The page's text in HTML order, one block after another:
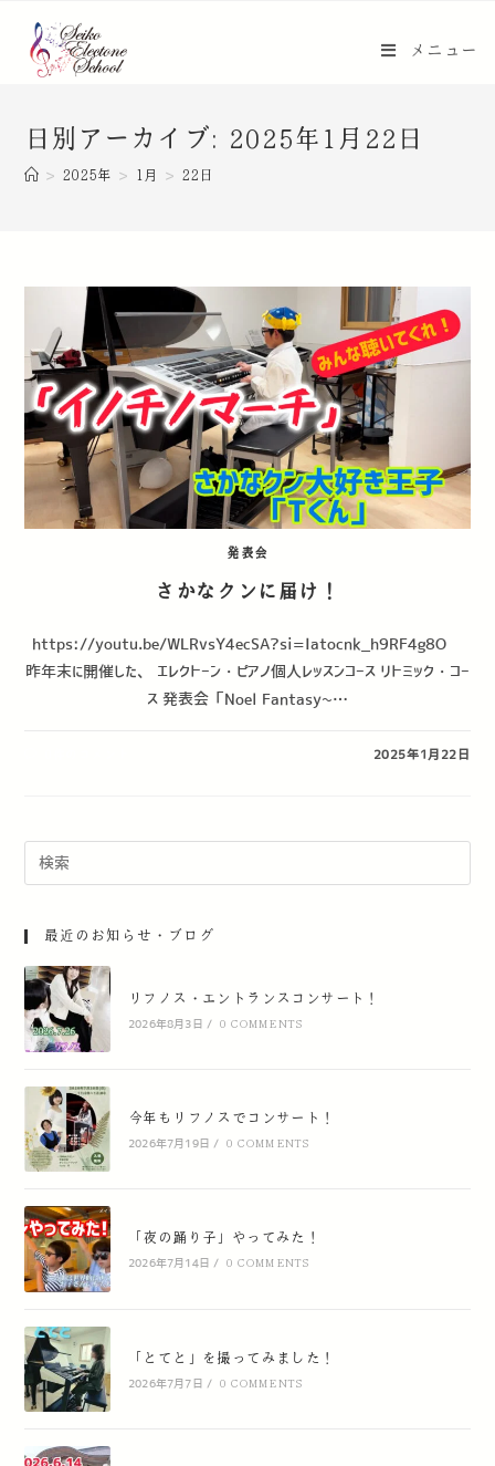
メニュー
日別アーカイブ: 2025年1月22日
> 2025年 > 1月 > 22日
発表会
さかなクンに届け！
https://youtu.be/WLRvsY4ecSA?si=Iatocnk_h9RF4g8O
昨年末に開催した、 エレクトーン・ピアノ個人レッスンコース リトミック・コー
ス 発表会「Noel Fantasy~…
2025年1月22日
最近のお知らせ・ブログ
リフノス・エントランスコンサート！
2026年8月3日 / 0 COMMENTS
今年もリフノスでコンサート！
2026年7月19日 / 0 COMMENTS
「夜の踊り子」やってみた！
2026年7月14日 / 0 COMMENTS
「とてと」を撮ってみました！
2026年7月7日 / 0 COMMENTS